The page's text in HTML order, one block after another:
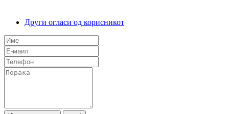
Други огласи од корисникот